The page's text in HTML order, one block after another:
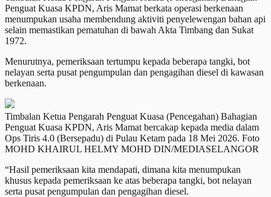
Penguat Kuasa KPDN, Aris Mamat berkata operasi berkenaan
menumpukan usaha membendung aktiviti penyelewengan bahan api
selain memastikan pematuhan di bawah Akta Timbang dan Sukat
1972.
Menurutnya, pemeriksaan tertumpu kepada beberapa tangki, bot
nelayan serta pusat pengumpulan dan pengagihan diesel di kawasan
berkenaan.
Timbalan Ketua Pengarah Penguat Kuasa (Pencegahan) Bahagian
Penguat Kuasa KPDN, Aris Mamat bercakap kepada media dalam
Ops Tiris 4.0 (Bersepadu) di Pulau Ketam pada 18 Mei 2026. Foto
MOHD KHAIRUL HELMY MOHD DIN/MEDIASELANGOR
“Hasil pemeriksaan kita mendapati, dimana kita menumpukan
khusus kepada pemeriksaan ke atas beberapa tangki, bot nelayan
serta pusat pengumpulan dan pengagihan diesel.